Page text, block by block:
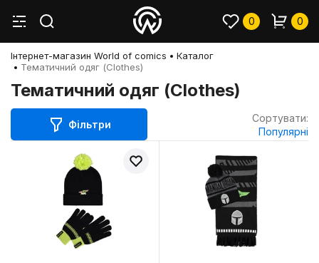
0 0
Інтернет-магазин World of comics
Каталог
Тематичний одяг (Clothes)
Тематичний одяг (Clothes)
Фільтри
Сортувати:
Популярні